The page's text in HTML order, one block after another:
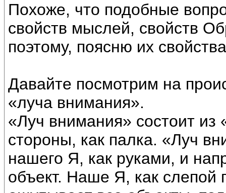
Похоже, что подобные
свойств мыслей, свойств
поэтому, поясню их
Давайте посмотрим на
«луча внимания».
«Луч внимания» состоит из
стороны, как палка. «Луч
нашего Я, как руками, и
объект. Наше Я, как слепой